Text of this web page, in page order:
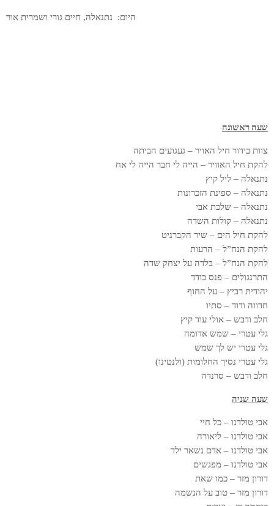
היום: נתנאלה, חיים גורי ושמרית אור
שעה ראשונה
צוות בידור חיל האויר – געגועים הביתה
להקת חיל האוויר – הייה לי חבר הייה לי אח
נתנאלה – ליל קיץ
נתנאלה – ספינת הזכרונות
נתנאלה – שלכת אבי
נתנאלה – קולות השדה
להקת חיל הים – שיר הקברניט
להקת הנח”ל – הרעות
להקת הנח”ל – בלדה על יצחק שדה
התרנגולים – פנס בודד
יהודית רביץ – על החוף
חדווה ודוד – סתיו
חלב ודבש – אולי עוד קיץ
גלי עטרי – שמש אדומה
גלי עטרי יש לך שמש
גלי עטרי נסיך החלומות (ולנטינו)
חלב ודבש – סרנדה
שעה שניה
אבי טולדנו – כל חיי
אבי טולדנו – ליאורה
אבי טולדנו – אדם נשאר ילד
אבי טולדנו – מפגשים
דורון מזר – כמו שאת
דורון מזר – טוב על הנשמה